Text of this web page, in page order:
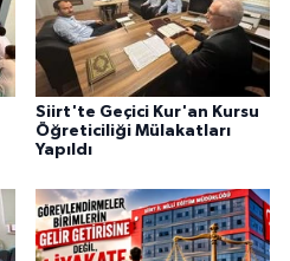
Siirt'te Geçici Kur'an Kursu
Öğreticiliği Mülakatları
Yapıldı